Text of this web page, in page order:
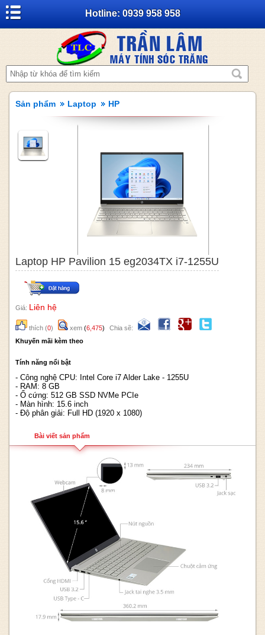
Hotline: 0939 958 958
Sản phẩm Laptop HP
Laptop HP Pavilion 15 eg2034TX i7-1255U
Giá: Liên hệ
thích (0) xem (6,475)
Chia sẽ:
Khuyến mãi kèm theo
Tính năng nổi bật
- Công nghệ CPU: Intel Core i7 Alder Lake - 1255U
- RAM: 8 GB
- Ổ cứng: 512 GB SSD NVMe PCIe
- Màn hình: 15.6 inch
- Độ phân giải: Full HD (1920 x 1080)
Bài viết sản phẩm